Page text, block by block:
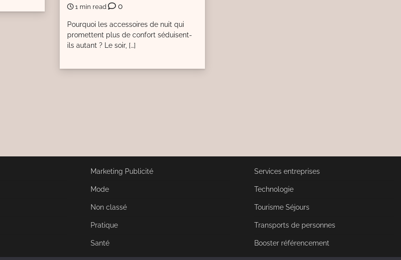
1 min read
0
Pourquoi les accessoires de nuit qui
promettent plus de confort séduisent-
ils autant ? Le soir, […]
Marketing Publicité
Mode
Non classé
Pratique
Santé
Services entreprises
Technologie
Tourisme Séjours
Transports de personnes
Booster référencement